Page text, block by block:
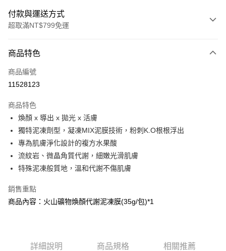
付款與運送方式
超取滿NT$799免運
信用卡一次付款
超商取貨付款
Apple Pay
街口支付
悠遊付
AFTEE先享後付
相關說明
AFTEE先享後付是「在收到商品之後才付款」的支付方式。 讓您購物簡單
３．安心：先確認商品／服務後，再付款。
商品特色
商品編號
11528123
商品特色
煥顏 x 導出 x 拋光 x 活膚
獨特泥凍劑型，凝凍MIX泥膜技術，粉刺K.O根根浮出
專為肌膚淨化設計的複方水果酸
流紋岩、微晶角質代謝，細嫩光滑肌膚
特殊泥凍般質地，溫和代謝不傷肌膚
銷售重點
商品內容：火山礦物煥顏代謝泥凍膜(35g/包)*1
詳細說明 商品規格 相關推薦